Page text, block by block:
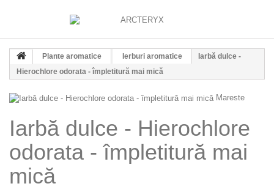
Plante aromatice Ierburi aromatice
Iarbă dulce -
Hierochlore odorata - împletitură mai mică
Mareste
Iarbă dulce - Hierochlore
odorata - împletitură mai
mică